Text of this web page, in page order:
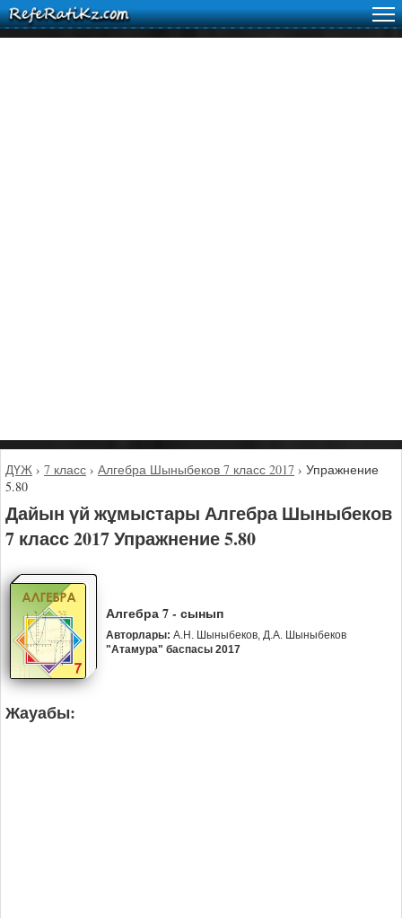
ДҮЖ › 7 класс › Алгебра Шыныбеков 7 класс 2017 › Упражнение
5.80
Дайын үй жұмыстары Алгебра Шыныбеков
7 класс 2017 Упражнение 5.80
Алгебра 7 - сынып
Авторлары: А.Н. Шыныбеков, Д.А. Шыныбеков
"Атамура" баспасы 2017
Жауабы: